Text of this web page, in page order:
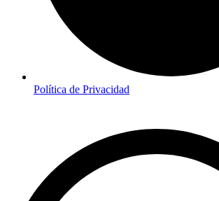
Política de Privacidad